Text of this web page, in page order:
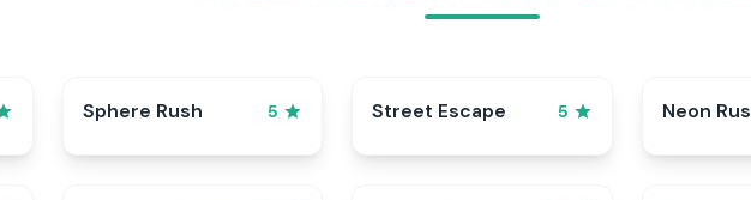
Sphere Rush 5 Street Escape 5 Neon